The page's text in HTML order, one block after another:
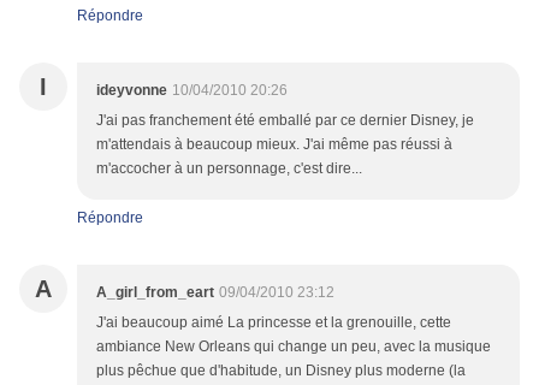
Répondre
I ideyvonne 10/04/2010 20:26
J'ai pas franchement été emballé par ce dernier Disney, je
m'attendais à beaucoup mieux. J'ai même pas réussi à
m'accocher à un personnage, c'est dire...
Répondre
A A_girl_from_eart 09/04/2010 23:12
J'ai beaucoup aimé La princesse et la grenouille, cette
ambiance New Orleans qui change un peu, avec la musique
plus pêchue que d'habitude, un Disney plus moderne (la